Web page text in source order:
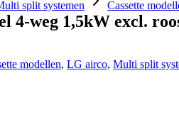
split systemen Cassette
4-weg 1,5kW excl.
modellen, LG airco, Multi split